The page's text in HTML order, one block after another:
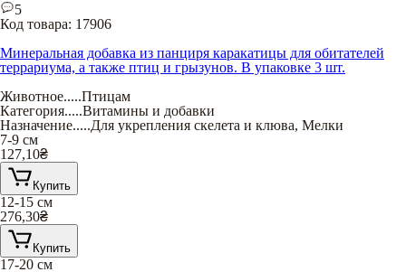
5
Код товара: 17906
Минеральная добавка из панциря каракатицы для обитателей
террариума, а также птиц и грызунов. В упаковке 3 шт.
Животное.....Птицам
Категория.....Витамины и добавки
Назначение.....Для укрепления скелета и клюва, Мелки
7-9 см
127,10₴
Купить
12-15 см
276,30₴
Купить
17-20 см